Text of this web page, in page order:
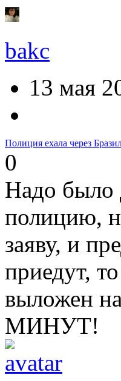
bakc
13 мая
Полиция ехала через
0
Надо было
полицию,
заяву, и
приедут,
выложен
МИНУТ!